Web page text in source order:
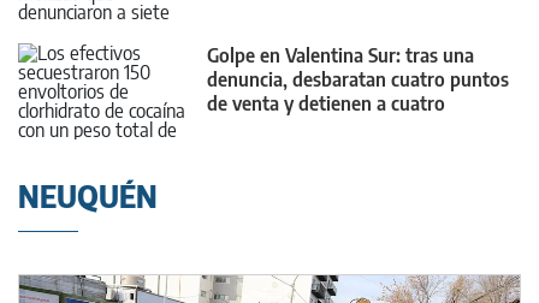
Golpe en Valentina Sur: tras una
denuncia, desbaratan cuatro puntos
de venta y detienen a cuatro
NEUQUÉN